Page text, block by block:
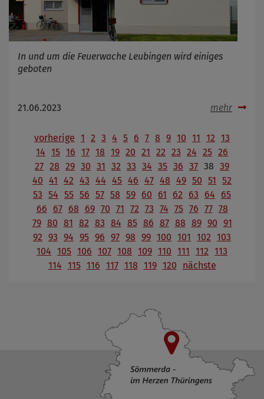
In und um die Feuerwache Leubingen wird einiges
geboten
21.06.2023 mehr
vorherige 1 2 3 4 5 6 7 8 9 10 11 12 13
14 15 16 17 18 19 20 21 22 23 24 25 26
27 28 29 30 31 32 33 34 35 36 37 38 39
40 41 42 43 44 45 46 47 48 49 50 51
52
53 54 55 56 57 58 59 60 61 62 63 64
65
66
67 68 69 70 71 72 73 74 75 76 77 78
79 80 81 82 83 84 85 86 87 88 89 90 91
92 93 94 95 96 97 98 99 100 101 102 103
104 105 106 107 108 109 110 111 112 113
114 115 116 117 118 119 120 nächste